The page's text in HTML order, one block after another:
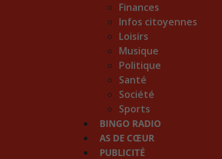
Finances
Infos citoyennes
Loisirs
Musique
Politique
Santé
Société
Sports
BINGO RADIO
AS DE CŒUR
PUBLICITÉ